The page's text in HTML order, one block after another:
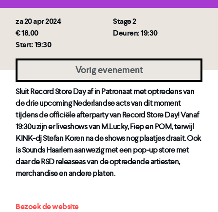
za 20 apr 2024
Stage 2
€ 18,00
Deuren: 19:30
Start: 19:30
Vorig evenement
Sluit Record Store Day af in Patronaat met optredens van
de drie upcoming Nederlandse acts van dit moment
tijdens de officiële afterparty van Record Store Day! Vanaf
19:30u zijn er liveshows van M.Lucky, Fiep en POM, terwijl
KINK-dj Stefan Koren na de shows nog plaatjes draait. Ook
is Sounds Haarlem aanwezig met een pop-up store met
daar de RSD releaseas van de optredende artiesten,
merchandise en andere platen.
Bezoek de website